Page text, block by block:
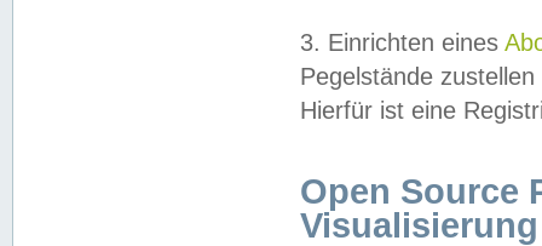
3. Einrichten eines
Pegelstände
Hierfür ist eine
Open Source
Visualisierung